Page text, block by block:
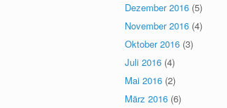
Dezember 2016 (5)
November 2016 (4)
Oktober 2016 (3)
Juli 2016 (4)
Mai 2016 (2)
März 2016 (6)